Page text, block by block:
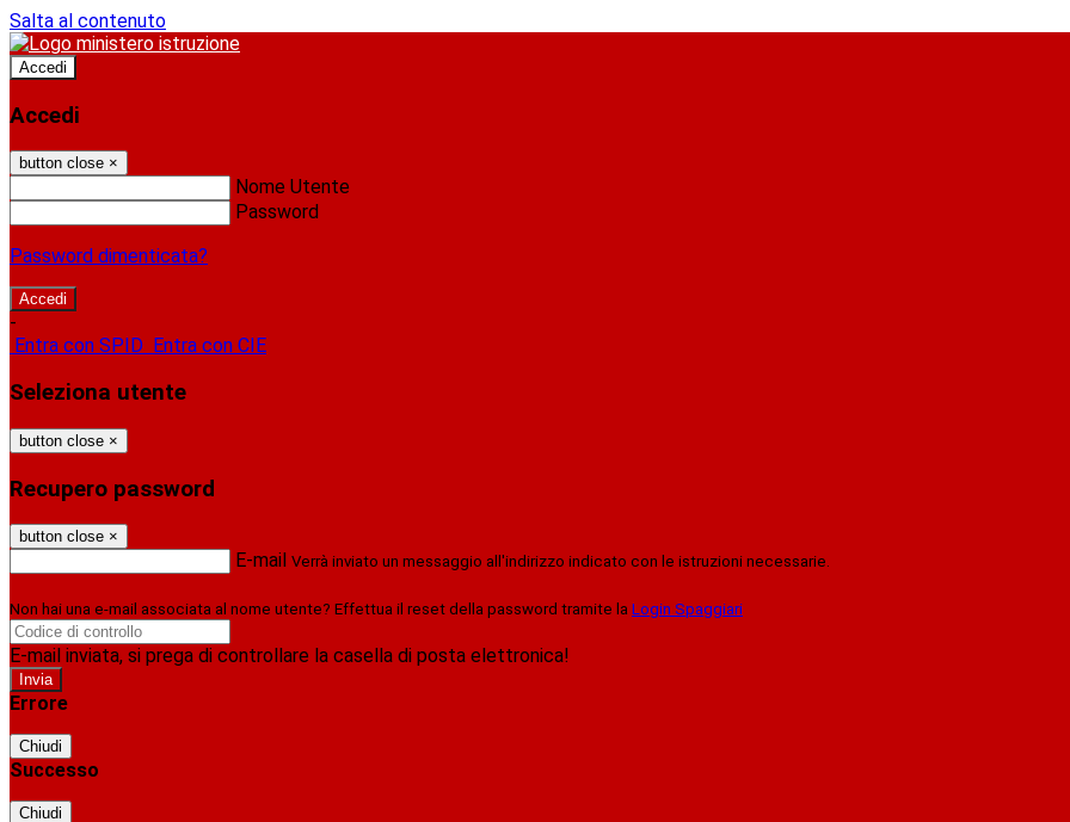
Salta al contenuto
Accedi
Accedi
button close ×
Nome Utente
Password
Password dimenticata?
-
Entra con SPID Entra con CIE
Seleziona utente
button close ×
Recupero password
button close ×
E-mail Verrà inviato un messaggio all'indirizzo indicato con le istruzioni necessarie.
Non hai una e-mail associata al nome utente? Effettua il reset della password tramite la Login Spaggiari
E-mail inviata, si prega di controllare la casella di posta elettronica!
Errore
Chiudi
Successo
Chiudi